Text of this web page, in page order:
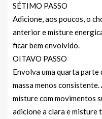
SÉTIMO PASSO
Adicione, aos poucos, o
anterior e misture
ficar bem envolvido.
OITAVO PASSO
Envolva uma quarta parte
massa menos
misture com movimentos
adicione a clara e misture